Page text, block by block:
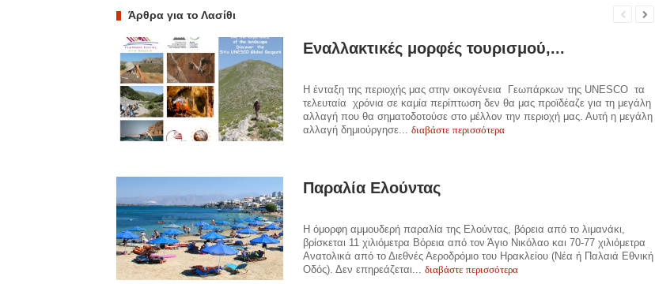
Άρθρα για το Λασίθι
Εναλλακτικές μορφές τουρισμού,...
Η ένταξη της περιοχής μας στην οικογένεια Γεωπάρκων της UNESCO τα
τελευταία χρόνια σε καμία περίπτωση δεν θα μας προϊδέαζε για τη μεγάλη
αλλαγή που θα σηματοδοτούσε στο μέλλον την περιοχή μας. Αυτή η μεγάλη
αλλαγή δημιούργησε...διαβάστε περισσότερα
Παραλία Ελούντας
Η όμορφη αμμουδερή παραλία της Ελούντας, βόρεια από το λιμανάκι,
βρίσκεται 11 χιλιόμετρα Βόρεια από τον Άγιο Νικόλαο και 70-77 χιλιόμετρα
Ανατολικά από το Διεθνές Αεροδρόμιο του Ηρακλείου (Νέα ή Παλαιά Εθνική
Οδός). Δεν επηρεάζεται...διαβάστε περισσότερα